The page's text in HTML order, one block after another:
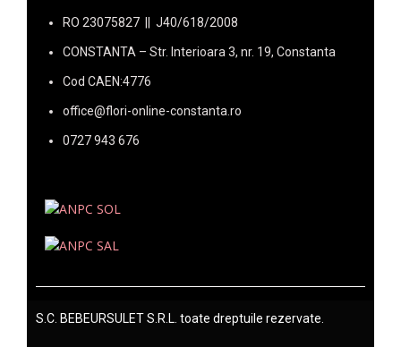
RO 23075827 || J40/618/2008
CONSTANTA – Str. Interioara 3, nr. 19, Constanta
Cod CAEN:4776
office@flori-online-constanta.ro
0727 943 676
S.C. BEBEURSULET S.R.L. toate dreptuile rezervate.